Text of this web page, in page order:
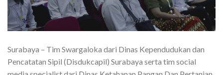
Surabaya – Tim Swargaloka dari Dinas Kependudukan dan
Pencatatan Sipil (Disdukcapil) Surabaya serta tim social